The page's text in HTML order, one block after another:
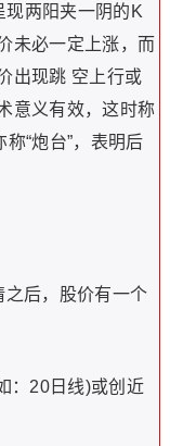
现两阳夹一阴的K
未必一定上涨，而
出现跳 空上行或
意义有效，这时称
“炮台”，表明后
之后，股价有一个
：20日线)或创近